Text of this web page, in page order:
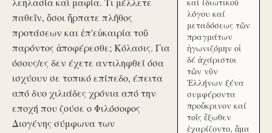
παθεῖν, ὅσοι ἥρπατε πλῆθος
προτάσεων και ἐπ'εὐκαιρία τοῦ
παρόντος ἀποφέρεσθε; Κόλασις. Για
όσους/ες δεν έχετε αντιληφθεί όσα
ισχύουν σε τοπικό επίπεδο, έπειτα
από δυο χιλιάδες χρόνια από την
εποχή που ζούσε ο Φιλόσοφος
Διογένης σύμφωνα των
λόγου καί
μεταδόσεως τῶν
πραγμάτων
ἠγωνιζόμην οἱ
δέ ἀχάριστοι
τῶν νῦν
Ἑλλήνων ξένα
συμφέροντα
προὔκρινον καί
τοῖς ἔξωθεν
ἐχαρίζοντο, ἅμα